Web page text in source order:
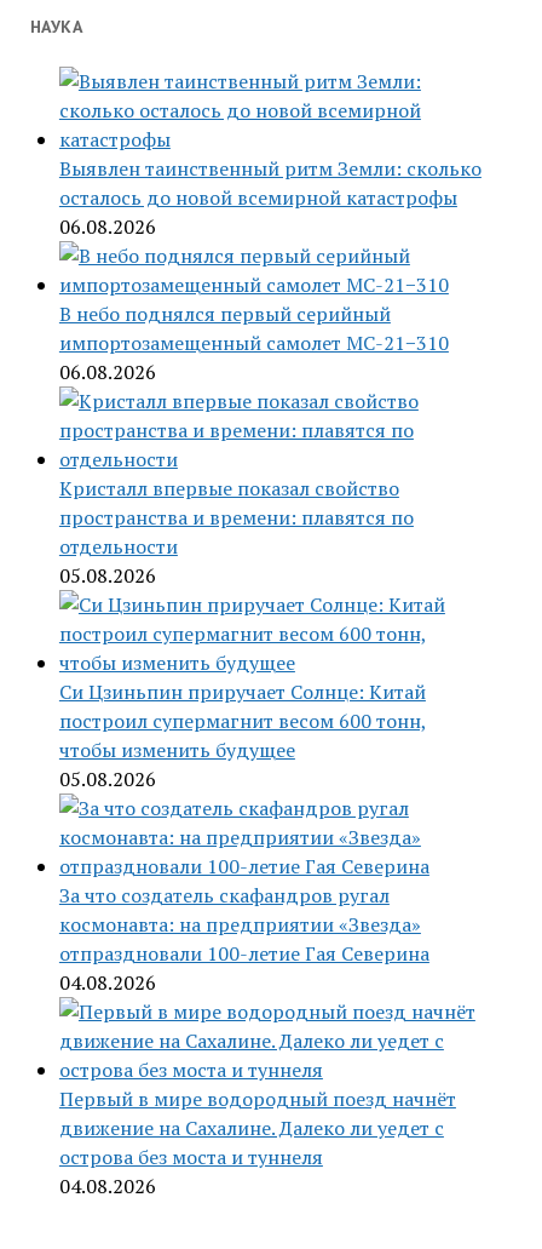
НАУКА
Выявлен таинственный ритм Земли: сколько
осталось до новой всемирной катастрофы
06.08.2026
В небо поднялся первый серийный
импортозамещенный самолет МС-21−310
06.08.2026
Кристалл впервые показал свойство
пространства и времени: плавятся по
отдельности
05.08.2026
Си Цзиньпин приручает Солнце: Китай
построил супермагнит весом 600 тонн,
чтобы изменить будущее
05.08.2026
За что создатель скафандров ругал
космонавта: на предприятии «Звезда»
отпраздновали 100-летие Гая Северина
04.08.2026
Первый в мире водородный поезд начнёт
движение на Сахалине. Далеко ли уедет с
острова без моста и туннеля
04.08.2026